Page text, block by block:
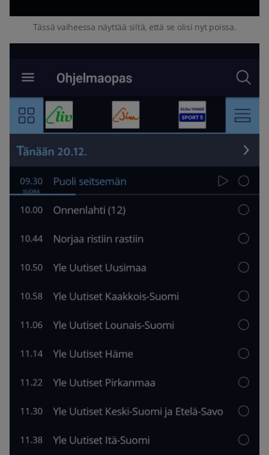
Tässä vaiheessa näyttää siltä, että se olisi nyt poissa.